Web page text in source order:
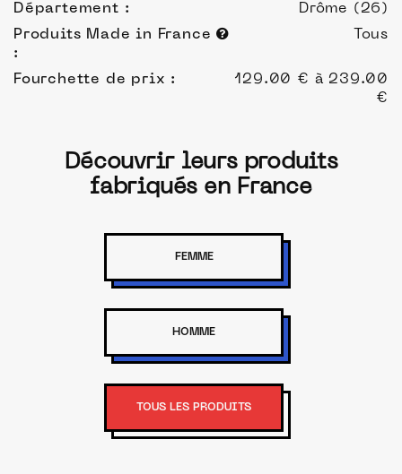
Département :
Drôme (26)
Produits Made in France
:
Tous
Fourchette de prix :
129.00 € à 239.00
€
Découvrir leurs produits
fabriqués en France
FEMME
HOMME
TOUS LES PRODUITS